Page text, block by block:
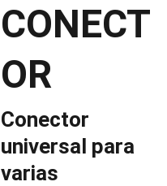
CONECT
OR
Conector
universal para
varias